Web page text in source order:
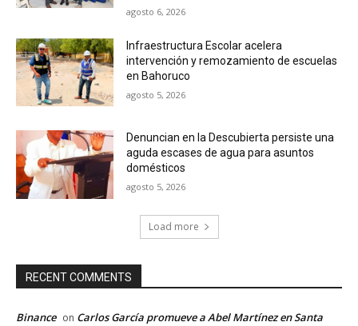
agosto 6, 2026
Infraestructura Escolar acelera
intervención y remozamiento de escuelas
en Bahoruco
agosto 5, 2026
Denuncian en la Descubierta persiste una
aguda escases de agua para asuntos
domésticos
agosto 5, 2026
Load more
RECENT COMMENTS
Binance on Carlos García promueve a Abel Martínez en Santa